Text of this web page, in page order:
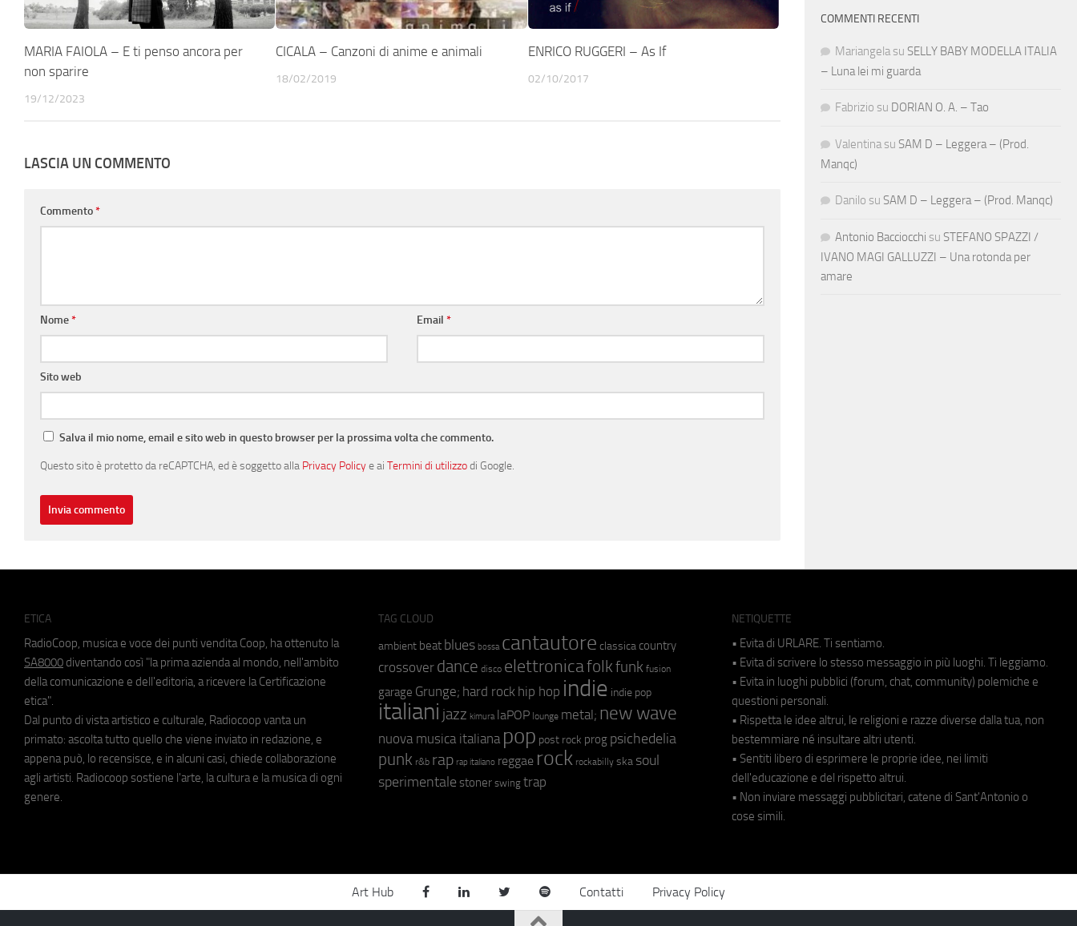
MARIA FAIOLA – E ti penso ancora per
non sparire
19/12/2023
CICALA – Canzoni di anime e animali
18/02/2019
ENRICO RUGGERI – As If
02/10/2017
LASCIA UN COMMENTO
Commento*
Nome* Email*
Sito web
Salva il mio nome, email e sito web in questo browser per la prossima volta che commento.
Questo sito è protetto da reCAPTCHA, ed è soggetto alla Privacy Policye ai Termini di utilizzodi Google.
COMMENTI RECENTI
Mariangela su SELLY BABY MODELLA ITALIA
– Luna lei mi guarda
Fabrizio su DORIAN O. A. – Tao
Valentina su SAM D – Leggera – (Prod.
Manqc)
Danilo su SAM D – Leggera – (Prod. Manqc)
Antonio Bacciocchi su STEFANO SPAZZI /
IVANO MAGI GALLUZZI – Una rotonda per
amare
ETICA
RadioCoop, musica e voce dei punti vendita Coop, ha ottenuto la
SA8000 diventando così "la prima azienda al mondo, nell'ambito
della comunicazione e dell'editoria, a ricevere la Certificazione
etica".
Dal punto di vista artistico e culturale, Radiocoop vanta un
primato: ascolta tutto quello che viene inviato in redazione, e
appena può, lo recensisce, e in alcuni casi, chiede collaborazione
agli artisti. Radiocoop sostiene l'arte, la cultura e la musica di ogni
genere.
TAG CLOUD
ambient beat blues bossa cantautore classica country
crossover dance disco elettronicafolkfunk fusion
garage Grunge; hard rock hip hop indie indie pop
italiani jazz kimura laPOP lounge metal; new wave
nuova musica italiana pop post rock prog psichedelia
punk r&b rap rap italiano reggae rock rockabilly ska soul
sperimentale stoner swing trap
NETIQUETTE
• Evita di URLARE. Ti sentiamo.
• Evita di scrivere lo stesso messaggio in più luoghi. Ti leggiamo.
• Evita in luoghi pubblici (forum, chat, community) polemiche e
questioni personali.
• Rispetta le idee altrui, le religioni e razze diverse dalla tua, non
bestemmiare né insultare altri utenti.
• Sentiti libero di esprimere le proprie idee, nei limiti
dell'educazione e del rispetto altrui.
• Non inviare messaggi pubblicitari, catene di Sant'Antonio o
cose simili.
Art Hub Contatti Privacy Policy